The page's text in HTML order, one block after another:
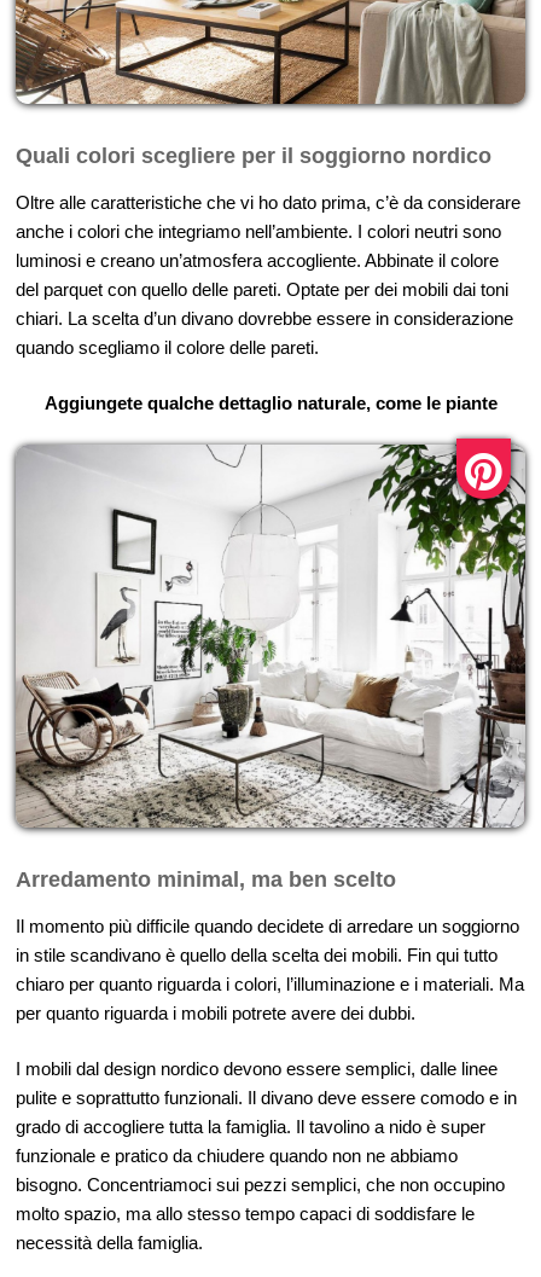
Quali colori scegliere per il soggiorno nordico
Oltre alle caratteristiche che vi ho dato prima, c’è da considerare
anche i colori che integriamo nell’ambiente. I colori neutri sono
luminosi e creano un’atmosfera accogliente. Abbinate il colore
del parquet con quello delle pareti. Optate per dei mobili dai toni
chiari. La scelta d’un divano dovrebbe essere in considerazione
quando scegliamo il colore delle pareti.
Aggiungete qualche dettaglio naturale, come le piante
Arredamento minimal, ma ben scelto
Il momento più difficile quando decidete di arredare un soggiorno
in stile scandivano è quello della scelta dei mobili. Fin qui tutto
chiaro per quanto riguarda i colori, l’illuminazione e i materiali. Ma
per quanto riguarda i mobili potrete avere dei dubbi.
I mobili dal design nordico devono essere semplici, dalle linee
pulite e soprattutto funzionali. Il divano deve essere comodo e in
grado di accogliere tutta la famiglia. Il tavolino a nido è super
funzionale e pratico da chiudere quando non ne abbiamo
bisogno. Concentriamoci sui pezzi semplici, che non occupino
molto spazio, ma allo stesso tempo capaci di soddisfare le
necessità della famiglia.